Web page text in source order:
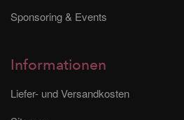
Sponsoring & Events
Informationen
Liefer- und Versandkosten